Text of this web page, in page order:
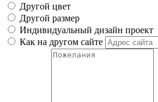
Другой цвет
Другой размер
Индивидуальный дизайн проект
Как на другом сайте